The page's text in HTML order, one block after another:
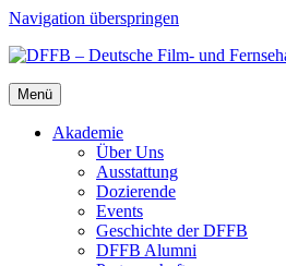
Navigation überspringen
Menü
Aka­de­mie
Über Uns
Aus­stat­tung
Dozie­ren­de
Events
Geschich­te der DFFB
DFFB Alum­ni